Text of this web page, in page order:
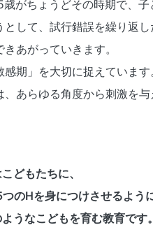
がちょうどその時期で、
して、試行錯誤を繰り返
あがっていきます。
期」を大切に捉えています
あらゆる角度から刺激を
どもたちに、
のHを身につけさせるよう
うなこどもを育む教育です